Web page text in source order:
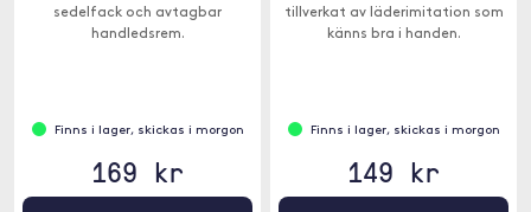
sedelfack och avtagbar
handledsrem.
Finns i lager, skickas i morgon
169 kr
tillverkat av läderimitation som
känns bra i handen.
Finns i lager, skickas i morgon
149 kr